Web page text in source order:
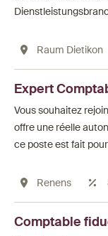
Raum Dietikon
Expert
Vous souhaitez
offre une réelle
ce poste est fait
Renens
Comptable